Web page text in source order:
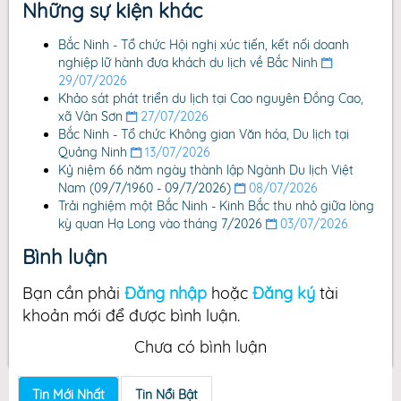
Những sự kiện khác
Bắc Ninh - Tổ chức Hội nghị xúc tiến, kết nối doanh
nghiệp lữ hành đưa khách du lịch về Bắc Ninh
29/07/2026
Khảo sát phát triển du lịch tại Cao nguyên Đồng Cao,
xã Vân Sơn
27/07/2026
Bắc Ninh - Tổ chức Không gian Văn hóa, Du lịch tại
Quảng Ninh
13/07/2026
Kỷ niệm 66 năm ngày thành lập Ngành Du lịch Việt
Nam (09/7/1960 - 09/7/2026)
08/07/2026
Trải nghiệm một Bắc Ninh - Kinh Bắc thu nhỏ giữa lòng
kỳ quan Hạ Long vào tháng 7/2026
03/07/2026
Bình luận
Bạn cần phải Đăng nhập hoặc Đăng ký tài
khoản mới để được bình luận.
Chưa có bình luận
Tin Mới Nhất Tin Nổi Bật